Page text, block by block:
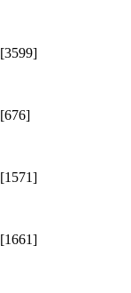
[3599]
[676]
[1571]
[1661]